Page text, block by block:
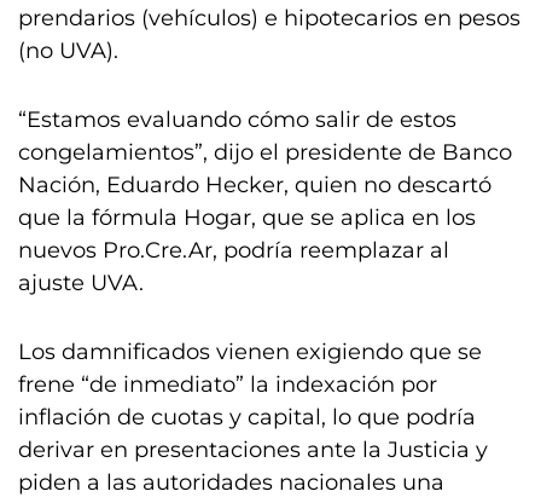
prendarios (vehículos) e hipotecarios en pesos
(no UVA).
“Estamos evaluando cómo salir de estos
congelamientos”, dijo el presidente de Banco
Nación, Eduardo Hecker, quien no descartó
que la fórmula Hogar, que se aplica en los
nuevos Pro.Cre.Ar, podría reemplazar al
ajuste UVA.
Los damnificados vienen exigiendo que se
frene “de inmediato” la indexación por
inflación de cuotas y capital, lo que podría
derivar en presentaciones ante la Justicia y
piden a las autoridades nacionales una